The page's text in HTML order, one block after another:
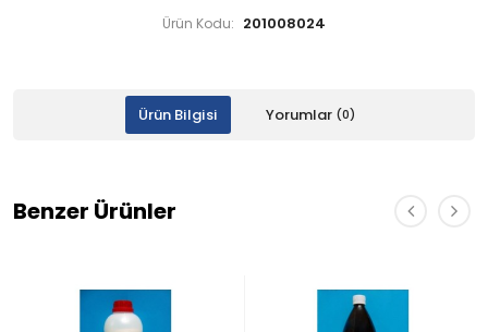
Ürün Kodu: 201008024
Ürün Bilgisi Yorumlar (0)
Benzer Ürünler